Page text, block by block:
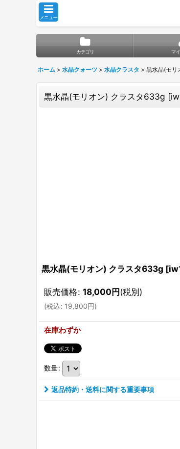
メニュー
カテゴリ マ
ホーム > 水晶クォーツ > 水晶クラスタ > 黒水晶(モリ
黒水晶(モリオン) クラスタ633g [
黒水晶(モリオン) クラスタ633g [
販売価格: 18,000円(税別)
(税込: 19,800円)
在庫わずか
数量:
返品特約・送料に関する重要事項